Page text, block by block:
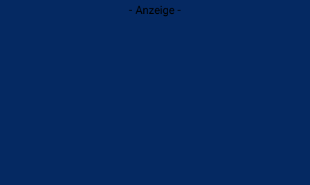
- Anzeige -